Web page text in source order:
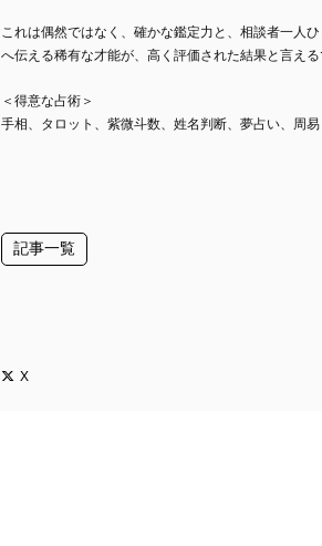
これは偶然ではなく、確かな鑑定力と、相談者一人
へ伝える稀有な才能が、高く評価された結果と言える
＜得意な占術＞
手相、タロット、紫微斗数、姓名判断、夢占い、周易
記事一覧
X